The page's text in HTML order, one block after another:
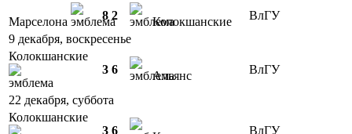
Марселона 8 2 Колокшанские
ВлГУ
9 декабря, воскресенье
Колокшанские
3 6 Альянс ВлГУ
22 декабря, суббота
Колокшанские
3 6 ВлГУ